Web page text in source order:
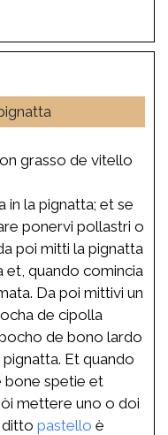
grasso de vitello
in la pignatta; et se
ponervi pollastri o
poi mitti la pignatta
et, quando comincia
Da poi mittivi un
de cipolla
de bono lardo
Et quando
bone spetie et
mettere uno o doi
ditto pastello è